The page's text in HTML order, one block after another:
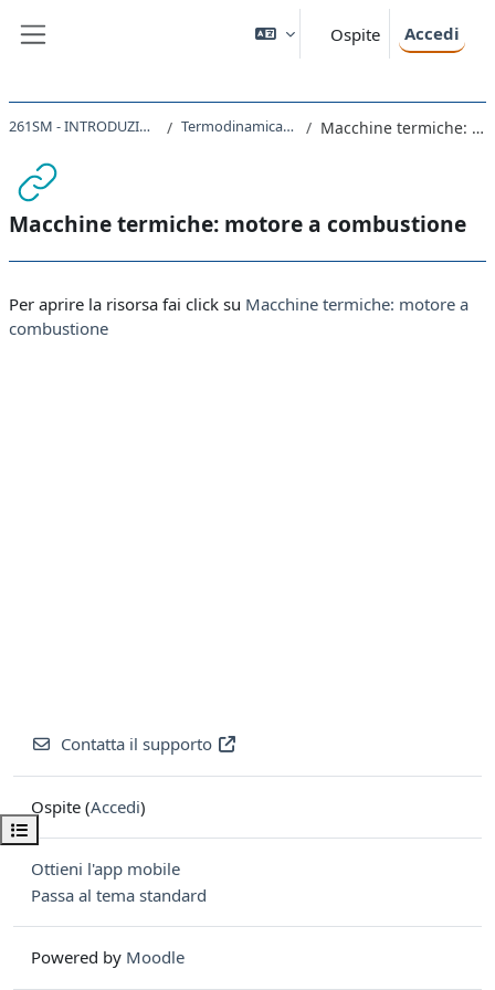
Ospite Accedi
Apri indice del corso
261SM - INTRODUZIONE ALLA FISICA 2021 Termodinamica: secondo principio Macchine termiche: motore a combustione
Macchine termiche: motore a combustione
Per aprire la risorsa fai click su Macchine termiche: motore a
combustione
Contatta il supporto
Ospite (Accedi)
Ottieni l'app mobile
Passa al tema standard
Powered by Moodle